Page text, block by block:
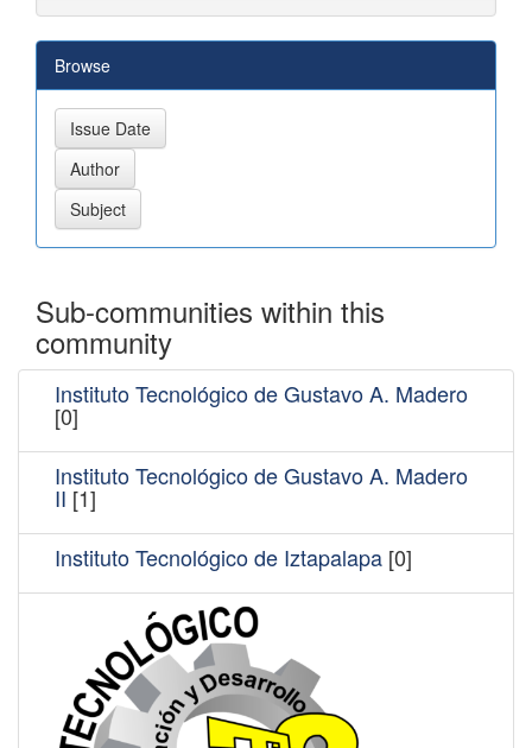
Browse
Sub-communities within this
community
Instituto Tecnológico de Gustavo A. Madero
[0]
Instituto Tecnológico de Gustavo A. Madero
II [1]
Instituto Tecnológico de Iztapalapa [0]